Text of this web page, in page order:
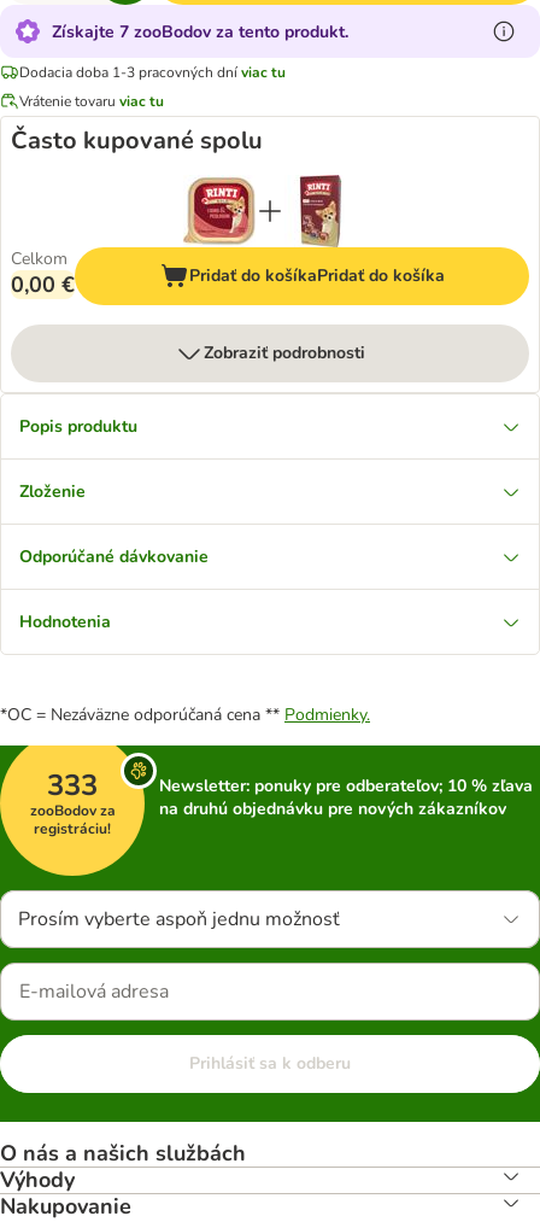
Získajte 7 zooBodov za tento produkt.
Dodacia doba 1-3 pracovných dníviac tu
Vrátenie tovaru viac tu
Často kupované spolu
Celkom
0,00 € Pridať do košíkaPridať do košíka
Zobraziť podrobnosti
Popis produktu
Zloženie
Odporúčané dávkovanie
Hodnotenia
*OC = Nezáväzne odporúčaná cena ** Podmienky.
333
zooBodov za
registráciu!
Newsletter: ponuky pre odberateľov; 10 % zľava
na druhú objednávku pre nových zákazníkov
Prosím vyberte aspoň jednu možnosť
Prihlásiť sa k odberu
O nás a našich službách
Výhody
Nakupovanie